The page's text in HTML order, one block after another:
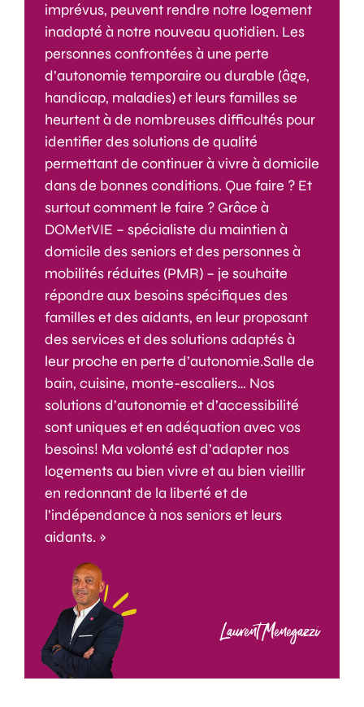
imprévus, peuvent rendre notre logement
inadapté à notre nouveau quotidien. Les
personnes confrontées à une perte
d’autonomie temporaire ou durable (âge,
handicap, maladies) et leurs familles se
heurtent à de nombreuses difficultés pour
identifier des solutions de qualité
permettant de continuer à vivre à domicile
dans de bonnes conditions. Que faire ? Et
surtout comment le faire ? Grâce à
DOMetVIE – spécialiste du maintien à
domicile des seniors et des personnes à
mobilités réduites (PMR) – je souhaite
répondre aux besoins spécifiques des
familles et des aidants, en leur proposant
des services et des solutions adaptés à
leur proche en perte d’autonomie.Salle de
bain, cuisine, monte-escaliers… Nos
solutions d’autonomie et d’accessibilité
sont uniques et en adéquation avec vos
besoins! Ma volonté est d’adapter nos
logements au bien vivre et au bien vieillir
en redonnant de la liberté et de
l’indépendance à nos seniors et leurs
aidants. »
Laurent Menegazzi